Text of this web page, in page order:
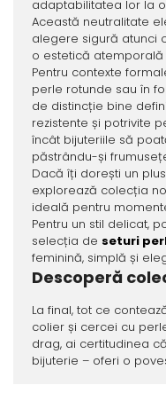
adaptabilitatea lor la
Această neutralitate
alegere sigură atunci
o estetică atemporală
Pentru contexte
perle rotunde sau în
de distincție bine
rezistente și potrivite
încât bijuteriile să
păstrându-și
Dacă îți dorești un
explorează colecția
ideală pentru
Pentru un stil delicat,
selecția de seturi
feminină, simplă și
Descoperă
La final, tot ce
colier și cercei cu
drag, ai certitudinea
bijuterie – oferi o